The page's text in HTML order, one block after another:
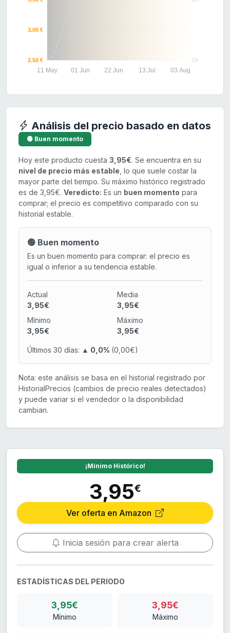
19
3.00 €
2.50 €
11 May 01 Jun 22 Jun 13 Jul 03 Aug
Análisis del precio basado en datos
🟢 Buen momento
Hoy este producto cuesta 3,95€. Se encuentra en su
nivel de precio más estable , lo que suele costar la
mayor parte del tiempo. Su máximo histórico registrado
es de 3,95€. Veredicto: Es un buen momento para
comprar; el precio es competitivo comparado con su
historial estable.
🟢 Buen momento
Es un buen momento para comprar: el precio es
igual o inferior a su tendencia estable.
Actual
3,95€
Media
3,95€
Mínimo
3,95€
Máximo
3,95€
Últimos 30 días: ▲ 0,0% (0,00€)
Nota: este análisis se basa en el historial registrado por
HistorialPrecios (cambios de precio reales detectados)
y puede variar si el vendedor o la disponibilidad
cambian.
¡Mínimo Histórico!
3,95€
Ver oferta en Amazon
Inicia sesión para crear alerta
ESTADÍSTICAS DEL PERIODO
3,95€
Mínimo
3,95€
Máximo